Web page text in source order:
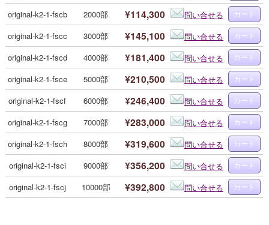
original-k2-1-fscb
2000部 ¥114,300
問い合せる
original-k2-1-fscc
3000部 ¥145,100
問い合せる
original-k2-1-fscd
4000部 ¥181,400
問い合せる
original-k2-1-fsce
5000部 ¥210,500
問い合せる
original-k2-1-fscf
6000部 ¥246,400
問い合せる
original-k2-1-fscg
7000部 ¥283,000
問い合せる
original-k2-1-fsch
8000部 ¥319,600
問い合せる
original-k2-1-fsci
9000部 ¥356,200
問い合せる
original-k2-1-fscj
10000部 ¥392,800 問い合せる